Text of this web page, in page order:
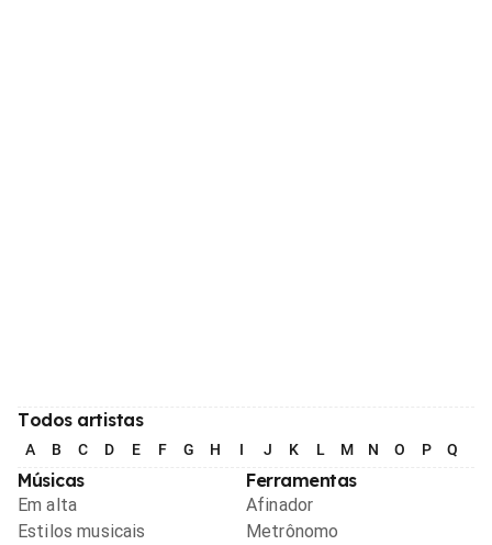
Todos artistas
A B C D E F G H I J K L M N O P Q
Músicas
Em alta
Estilos musicais
Ferramentas
Afinador
Metrônomo